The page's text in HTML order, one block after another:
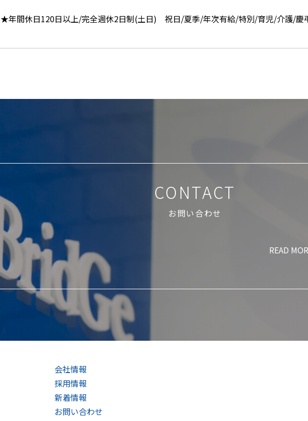
★年間休日120日以上/完全週休2日制(土日) 祝日/夏季/年次有給/特別/育児/介護/慶
CONTACT
お問い合わせ
READ
会社情報
採用情報
新着情報
お問い合わせ